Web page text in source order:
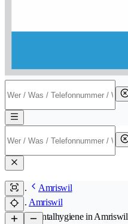
Amriswil
Amriswil
/Dentalhygiene in Amriswil